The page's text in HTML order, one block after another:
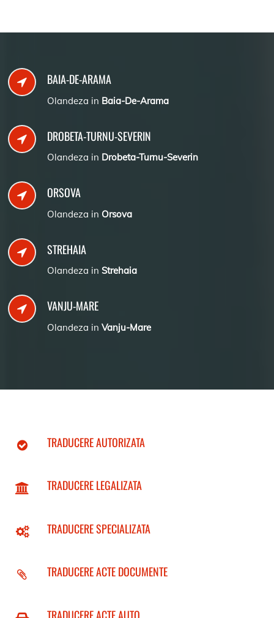
BAIA-DE-ARAMA
Olandeza in Baia-De-Arama
DROBETA-TURNU-SEVERIN
Olandeza in Drobeta-Turnu-Severin
ORSOVA
Olandeza in Orsova
STREHAIA
Olandeza in Strehaia
VANJU-MARE
Olandeza in Vanju-Mare
TRADUCERE AUTORIZATA
TRADUCERE LEGALIZATA
TRADUCERE SPECIALIZATA
TRADUCERE ACTE DOCUMENTE
TRADUCERE ACTE AUTO